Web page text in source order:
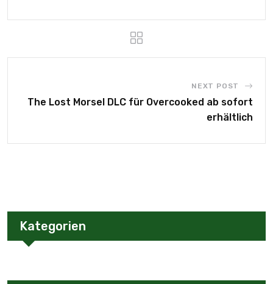
NEXT POST
The Lost Morsel DLC für Overcooked ab sofort
erhältlich
Kategorien